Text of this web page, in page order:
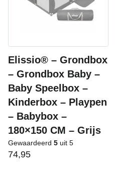
Elissio® – Grondbox
– Grondbox Baby –
Baby Speelbox –
Kinderbox – Playpen
– Babybox –
180×150 CM – Grijs
Gewaardeerd 5 uit 5
74,95